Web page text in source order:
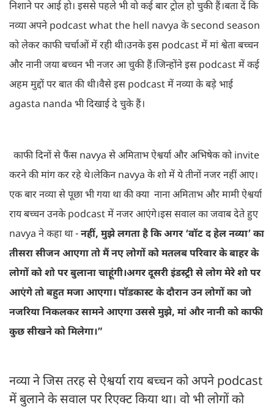
निशाने पर आई हो। इससे पहले भी वो कई बार ट्रोल हो चुकी हैं।बता दें कि
नव्या अपने podcast what the hell navya के second season
को लेकर काफी चर्चाओं में रही थी।उनके इस podcast में मां श्वेता बच्चन
और नानी जया बच्चन भी नजर आ चुकी हैं।जिन्होंने इस podcast में कई
अहम मुद्दों पर बात की थी।वैसे इस podcast में नव्या के बडे़ भाई
agasta nanda भी दिखाई दे चुके हैं।
काफी दिनों से फैंस navya से अमिताभ ऐश्वर्या और अभिषेक को invite
करने की मांग कर रहे थे।लेकिन navya के शो में ये तीनों नजर नहीं आए।
एक बार नव्या से पूछा भी गया था की क्या नाना अमिताभ और मामी ऐश्वर्या
राय बच्चन उनके podcast में नजर आएंगे।इस सवाल का जवाब देते हुए
navya ने कहा था -नहीं, मुझे लगता है कि अगर ‘वॉट द हेल नव्या’ का
तीसरा सीजन आएगा तो मैं नए लोगों को मतलब परिवार के बाहर के
लोगों को शो पर बुलाना चाहूंगी।अगर दूसरी इंडस्ट्री से लोग मेरे शो पर
आएंगे तो बहुत मजा आएगा। पॉडकास्ट के दौरान उन लोगों का जो
नजरिया निकलकर सामने आएगा उससे मुझे, मां और नानी को काफी
कुछ सीखने को मिलेगा।”
नव्या ने जिस तरह से ऐश्वर्या राय बच्चन को अपने podcast
में बुलाने के सवाल पर रिएक्ट किया था। वो भी लोगों को